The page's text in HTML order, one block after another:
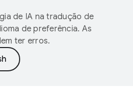
de IA na tradução de
de preferência. As
ter erros.